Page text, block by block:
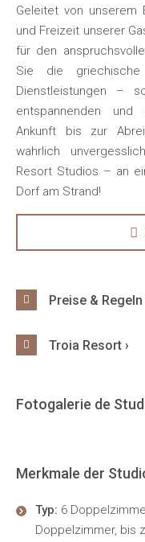
Geleitet von unserem
und Freizeit unserer
für den
Sie die griechische
Dienstleistungen –
entspannenden
Ankunft bis zur
wahrlich
Resort Studios – an
Dorf am Strand!
Preise & Regeln
Troia Resort ›
Fotogalerie de
Merkmale der
Typ: 6
Doppelzimmer, bis